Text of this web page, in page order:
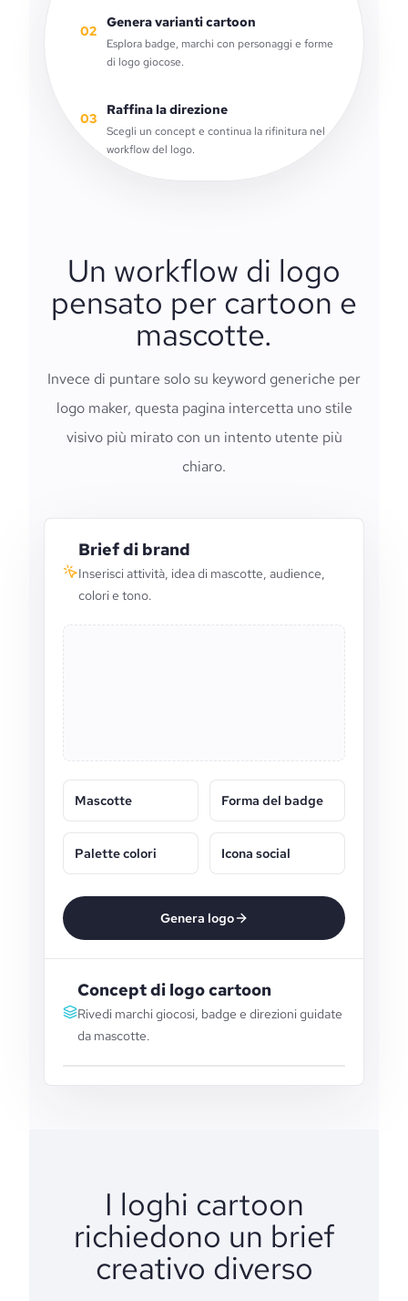
02
Genera varianti cartoon
Esplora badge, marchi con personaggi e forme
di logo giocose.
03
Raffina la direzione
Scegli un concept e continua la rifinitura nel
workflow del logo.
Un workflow di logo
pensato per cartoon e
mascotte.
Invece di puntare solo su keyword generiche per
logo maker, questa pagina intercetta uno stile
visivo più mirato con un intento utente più
chiaro.
Brief di brand
Inserisci attività, idea di mascotte, audience,
colori e tono.
Mascotte Forma del badge
Palette colori Icona social
Genera logo
Concept di logo cartoon
Rivedi marchi giocosi, badge e direzioni guidate
da mascotte.
I loghi cartoon
richiedono un brief
creativo diverso